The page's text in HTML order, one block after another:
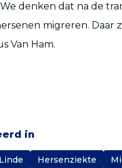
denken dat na de
migreren. Daar
Van Ham.
in
Hersenziekte